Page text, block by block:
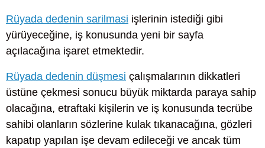
Rüyada dedenin sarilmasi işlerinin istediği gibi
yürüyeceğine, iş konusunda yeni bir sayfa
açılacağına işaret etmektedir.
Rüyada dedenin düşmesi çalışmalarının dikkatleri
üstüne çekmesi sonucu büyük miktarda paraya sahip
olacağına, etraftaki kişilerin ve iş konusunda tecrübe
sahibi olanların sözlerine kulak tıkanacağına, gözleri
kapatıp yapılan işe devam edileceği ve ancak tüm